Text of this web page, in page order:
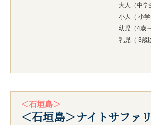
大人（中学
小人（ 小学
幼児（4歳
乳児（ 3歳
＜石垣島＞
＜石垣島＞ナイトサファリ